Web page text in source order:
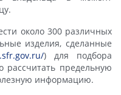
около 300 различных
изделия, сделанные
) для подбора
рассчитать предельную
информацию.